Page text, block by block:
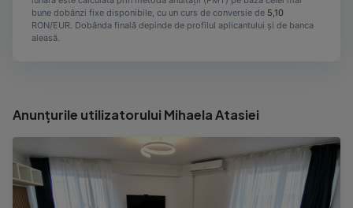
bune dobânzi fixe disponibile, cu un curs de conversie de 5,10
RON/EUR. Dobânda finală depinde de profilul aplicantului și de banca
aleasă.
Anunțurile utilizatorului Mihaela Atasiei